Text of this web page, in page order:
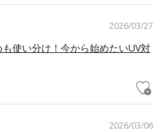
2026/03/27
も使い分け！今から始めたいUV対
2026/03/06